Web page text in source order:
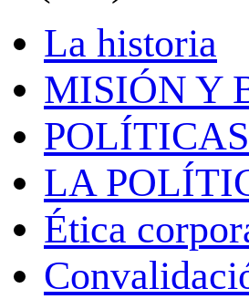
La historia
MISIÓN Y
LA
Ética